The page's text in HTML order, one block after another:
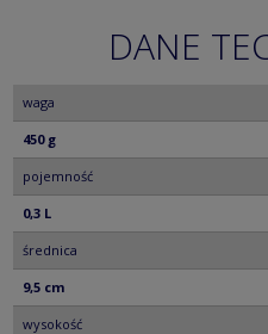
DANE
waga
450 g
pojemność
0,3 L
średnica
9,5 cm
wysokość